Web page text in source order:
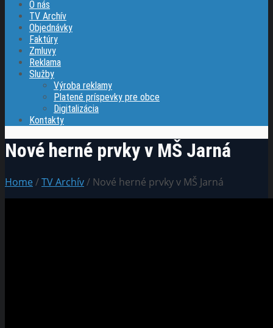
O nás
TV Archív
Objednávky
Faktúry
Zmluvy
Reklama
Služby
Výroba reklamy
Platené príspevky pre obce
Digitalizácia
Kontakty
Nové herné prvky v MŠ Jarná
Home/TV Archív/ Nové herné prvky v MŠ Jarná